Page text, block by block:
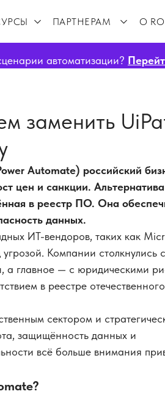
О
ПАРТНЕРАМ
автоматизации?
заменить
Automate) российский
цен и санкции.
в реестр ПО. Она
данных.
ИТ-вендоров, таких как
Компании столкнулись с
а главное — с юридическими
в реестре
сектором и
защищённость данных и
всё больше внимания